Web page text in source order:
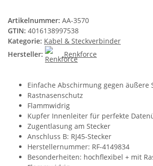
Artikelnummer: AA-3570
GTIN: 4016138997538
Kategorie: Kabel & Steckverbinder
Hersteller:
Renkforce
Einfache Abschirmung gegen äußere
Rastnasenschutz
Flammwidrig
Kupfer Innenleiter für perfekte
Zugentlasung am Stecker
Anschluss B: RJ45-Stecker
Herstellernummer: RF-4149834
Besonderheiten: hochflexibel + mit